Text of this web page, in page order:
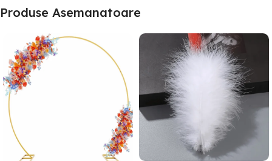
Produse Asemanatoare